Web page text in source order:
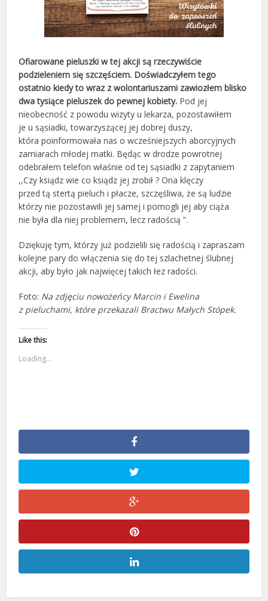
Ofiarowane pieluszki w tej akcji są rzeczywiście
podzieleniem się szczęściem. Doświadczyłem tego
ostatnio kiedy to wraz z wolontariuszami zawiozłem blisko
dwa tysiące pieluszek do pewnej kobiety. Pod jej
nieobecność z powodu wizyty u lekarza, pozostawiłem
je u sąsiadki, towarzyszącej jej dobrej duszy,
która poinformowała nas o wcześniejszych aborcyjnych
zamiarach młodej matki. Będąc w drodze powrotnej
odebrałem telefon właśnie od tej sąsiadki z zapytaniem
,,Czy ksiądz wie co ksiądz jej zrobił ? Ona klęczy
przed tą stertą pieluch i płacze, szczęśliwa, że są ludzie
którzy nie pozostawili jej samej i pomogli jej aby ciąża
nie była dla niej problemem, lecz radością ”.
Dziękuję tym, którzy już podzielili się radością i zapraszam
kolejne pary do włączenia się do tej szlachetnej ślubnej
akcji, aby było jak najwięcej takich łez radości.
Foto: Na zdjęciu nowożeńcy Marcin i Ewelina
z pieluchami, które przekazali Bractwu Małych Stópek.
Like this:
Loading...